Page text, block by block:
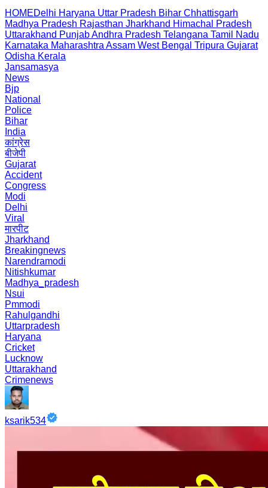
HOMEDelhi Haryana Uttar Pradesh Bihar Chhattisgarh
Madhya Pradesh Rajasthan Jharkhand Himachal Pradesh
Uttarakhand PunjabAndhra Pradesh Telangana Tamil Nadu
Karnataka Maharashtra Assam West Bengal Tripura Gujarat
Odisha Kerala
Jansamasya
News
Bjp
National
Police
Bihar
India
कांग्रेस
बीजेपी
Gujarat
Accident
Congress
Modi
Delhi
Viral
मारपीट
Jharkhand
Breakingnews
Narendramodi
Nitishkumar
Madhya_pradesh
Nsui
Pmmodi
Rahulgandhi
Uttarpradesh
Haryana
Cricket
Lucknow
Uttarakhand
Crimenews
ksarik534